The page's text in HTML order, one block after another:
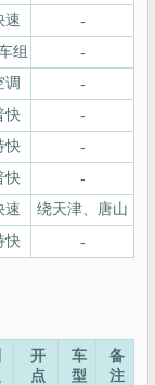
速
-
组
-
调
-
快
-
快
-
快
-
速
绕天津、唐山
快 -
开
点
车
型
备
注